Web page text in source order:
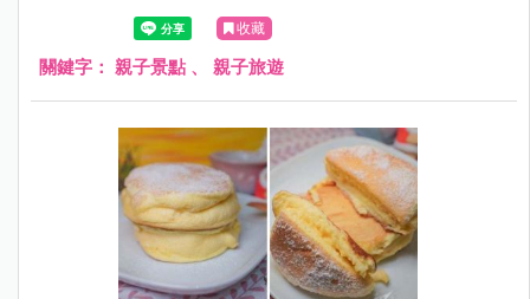
許厝寮漁港，為何會說挑戰呢！？因為緹編爬文作了好多功
課，發現許厝寮漁港的沙地前半段的泥路很難走，加上這裡
在9月中秋前後的生態更豐富，有白蛤、赤嘴、公呆，公呆
收藏
關鍵字： 親子景點 、 親子旅遊